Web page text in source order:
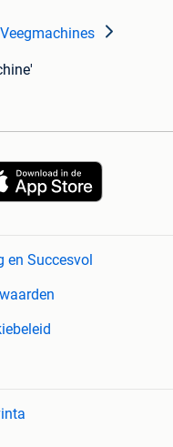
Veegmachines
en Succesvol